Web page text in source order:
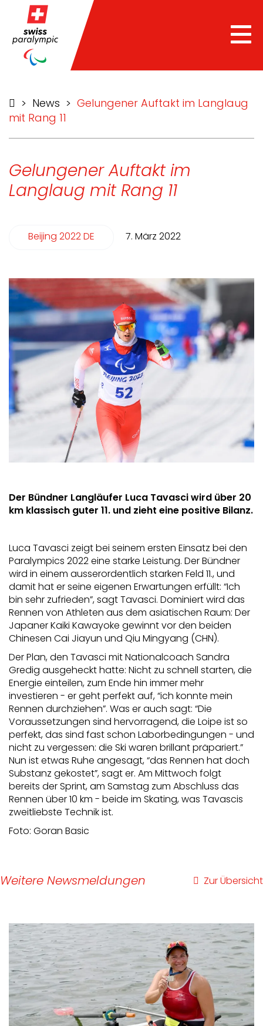
> News > Gelungener Auftakt im Langlaug
mit Rang 11
Gelungener Auftakt im
Langlaug mit Rang 11
Beijing 2022 DE 7. März 2022
Der Bündner Langläufer Luca Tavasci wird über 20
km klassisch guter 11. und zieht eine positive Bilanz.
Luca Tavasci zeigt bei seinem ersten Einsatz bei den
Paralympics 2022 eine starke Leistung. Der Bündner
wird in einem ausserordentlich starken Feld 11., und
damit hat er seine eigenen Erwartungen erfüllt: “Ich
bin sehr zufrieden”, sagt Tavasci. Dominiert wird das
Rennen von Athleten aus dem asiatischen Raum: Der
Japaner Kaiki Kawayoke gewinnt vor den beiden
Chinesen Cai Jiayun und Qiu Mingyang (CHN).
Der Plan, den Tavasci mit Nationalcoach Sandra
Gredig ausgeheckt hatte: Nicht zu schnell starten, die
Energie einteilen, zum Ende hin immer mehr
investieren - er geht perfekt auf, “ich konnte mein
Rennen durchziehen”. Was er auch sagt: “Die
Voraussetzungen sind hervorragend, die Loipe ist so
perfekt, das sind fast schon Laborbedingungen - und
nicht zu vergessen: die Ski waren brillant präpariert.”
Nun ist etwas Ruhe angesagt, “das Rennen hat doch
Substanz gekostet”, sagt er. Am Mittwoch folgt
bereits der Sprint, am Samstag zum Abschluss das
Rennen über 10 km - beide im Skating, was Tavascis
zweitliebste Technik ist.
Foto: Goran Basic
Zur Übersicht
Weitere Newsmeldungen